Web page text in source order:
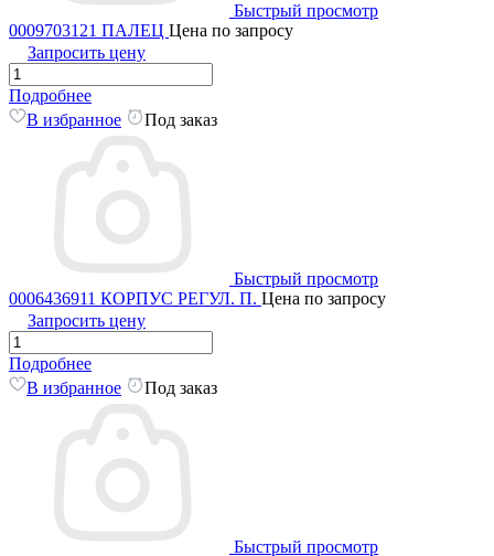
Быстрый просмотр
0009703121 ПАЛЕЦ Цена по запросу
Запросить цену
Подробнее
В избранное
Под заказ
Быстрый просмотр
0006436911 КОРПУС РЕГУЛ. П. Цена по запросу
Запросить цену
Подробнее
В избранное
Под заказ
Быстрый просмотр